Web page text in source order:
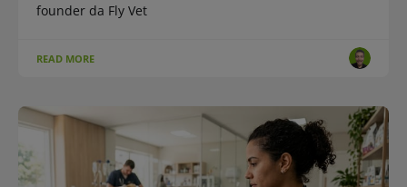
founder da Fly Vet
READ MORE